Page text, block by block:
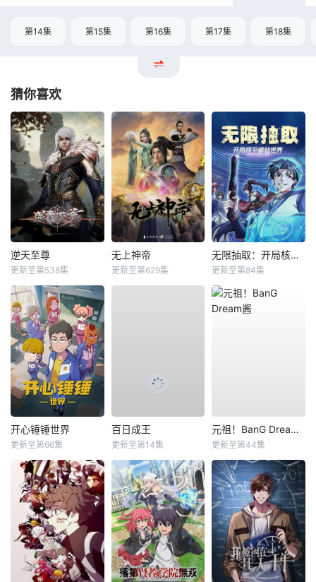
第14集 第15集 第16集 第17集 第18集
猜你喜欢
逆天至尊
更新至第538集
无上神帝
更新至第629集
无限抽取：开局核平修仙世界动态漫
更新至第84集
开心锤锤世界
更新至第66集
百日成王
更新至第14集
元祖！BanG Dream酱
更新至第44集